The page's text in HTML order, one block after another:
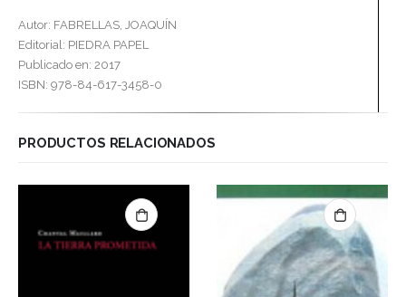
Autor: FABRELLAS, JOAQUÍN
Editorial: PIEDRA PAPEL
Publicado en: 2017
ISBN: 978-84-617-3458-0
PRODUCTOS RELACIONADOS